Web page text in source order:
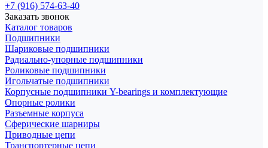
+7 (916) 574-63-40
Заказать звонок
Каталог товаров
Подшипники
Шариковые подшипники
Радиально-упорные подшипники
Роликовые подшипники
Игольчатые подшипники
Корпусные подшипники Y-bearings и комплектующие
Опорные ролики
Разъемные корпуса
Сферические шарниры
Приводные цепи
Транспортерные цепи